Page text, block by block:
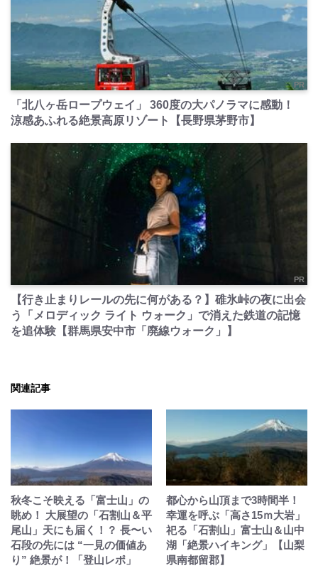
PR
「北八ヶ岳ロープウェイ」 360度の大パノラマに感動！
涼感あふれる絶景高原リゾート【長野県茅野市】
PR
【行き止まりレールの先に何がある？】碓氷峠の夜に出会
う「メロディック ライト ウォーク」で消えた鉄道の記憶
を追体験【群馬県安中市「廃線ウォーク」】
関連記事
秋冬こそ映える「富士山」の
眺め！ 大展望の「石割山＆平
尾山」天にも届く！？ 長〜い
石段の先には “一見の価値あ
り” 絶景が！「登山レポ」
都心から山頂まで3時間半！
幸運を呼ぶ「高さ15ｍ大岩」
祀る「石割山」富士山＆山中
湖「絶景ハイキング」【山梨
県南都留郡】